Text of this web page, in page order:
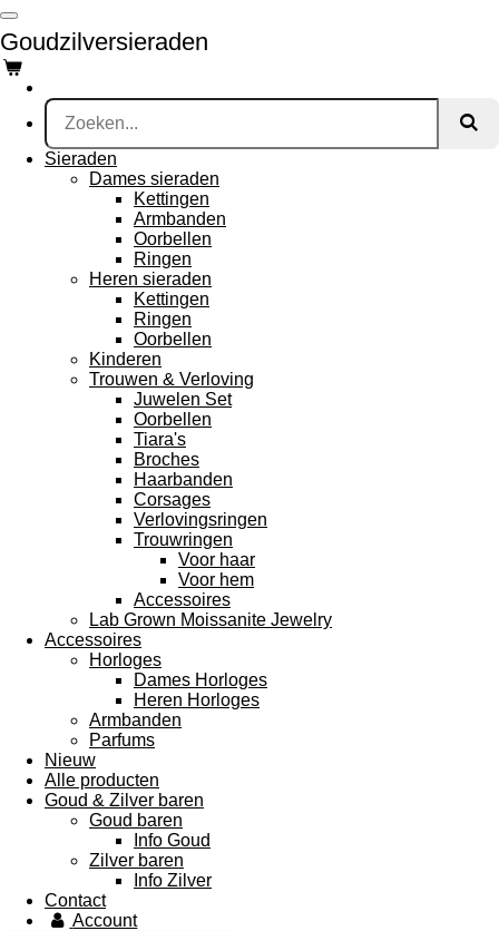
Ga
direct
naar
de
hoofdinhoud
Goudzilversieraden
Sieraden
Dames sieraden
Kettingen
Armbanden
Oorbellen
Ringen
Heren sieraden
Kettingen
Ringen
Oorbellen
Kinderen
Trouwen & Verloving
Juwelen Set
Oorbellen
Tiara's
Broches
Haarbanden
Corsages
Verlovingsringen
Trouwringen
Voor haar
Voor hem
Accessoires
Lab Grown Moissanite Jewelry
Accessoires
Horloges
Dames Horloges
Heren Horloges
Armbanden
Parfums
Nieuw
Alle producten
Goud & Zilver baren
Goud baren
Info Goud
Zilver baren
Info Zilver
Contact
Account